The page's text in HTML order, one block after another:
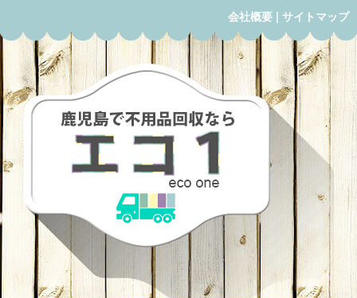
会社概要 | サイトマップ